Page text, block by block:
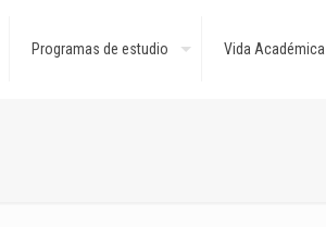
Programas de estudio Vida Académica